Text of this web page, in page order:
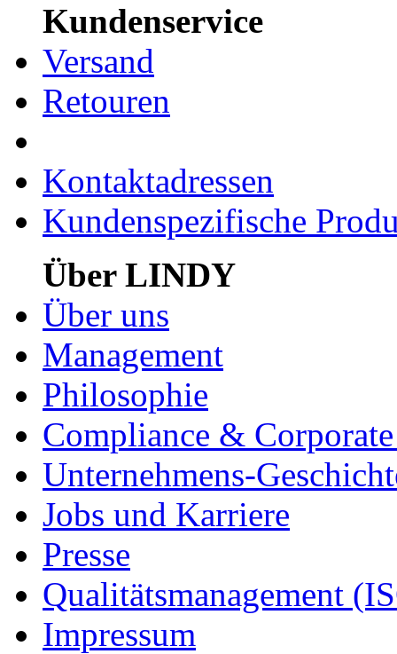
Kundenservice
Versand
Retouren
Kontaktadressen
Kundenspezifische
Über LINDY
Über uns
Management
Philosophie
Compliance &
Unternehmens-
Jobs und Karriere
Presse
Qualitätsmanagement
Impressum